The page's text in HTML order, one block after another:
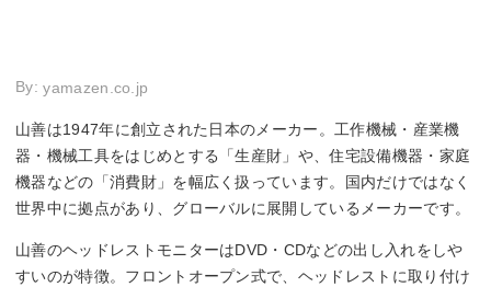
By:yamazen.co.jp
山善は1947年に創立された日本のメーカー。工作機械・産業機
器・機械工具をはじめとする「生産財」や、住宅設備機器・家庭
機器などの「消費財」を幅広く扱っています。国内だけではなく
世界中に拠点があり、グローバルに展開しているメーカーです。
山善のヘッドレストモニターはDVD・CDなどの出し入れをしや
すいのが特徴。フロントオープン式で、ヘッドレストに取り付け